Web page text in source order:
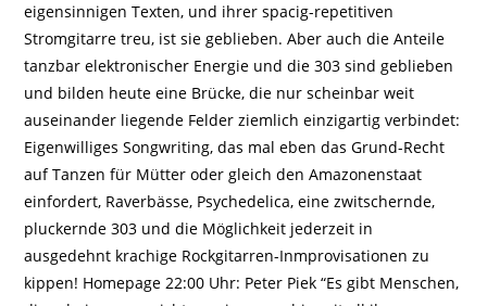
eigensinnigen Texten, und ihrer spacig-repetitiven
Stromgitarre treu, ist sie geblieben. Aber auch die Anteile
tanzbar elektronischer Energie und die 303 sind geblieben
und bilden heute eine Brücke, die nur scheinbar weit
auseinander liegende Felder ziemlich einzigartig verbindet:
Eigenwilliges Songwriting, das mal eben das Grund-Recht
auf Tanzen für Mütter oder gleich den Amazonenstaat
einfordert, Raverbässe, Psychedelica, eine zwitschernde,
pluckernde 303 und die Möglichkeit jederzeit in
ausgedehnt krachige Rockgitarren-Inmprovisationen zu
kippen! Homepage 22:00 Uhr: Peter Piek “Es gibt Menschen,